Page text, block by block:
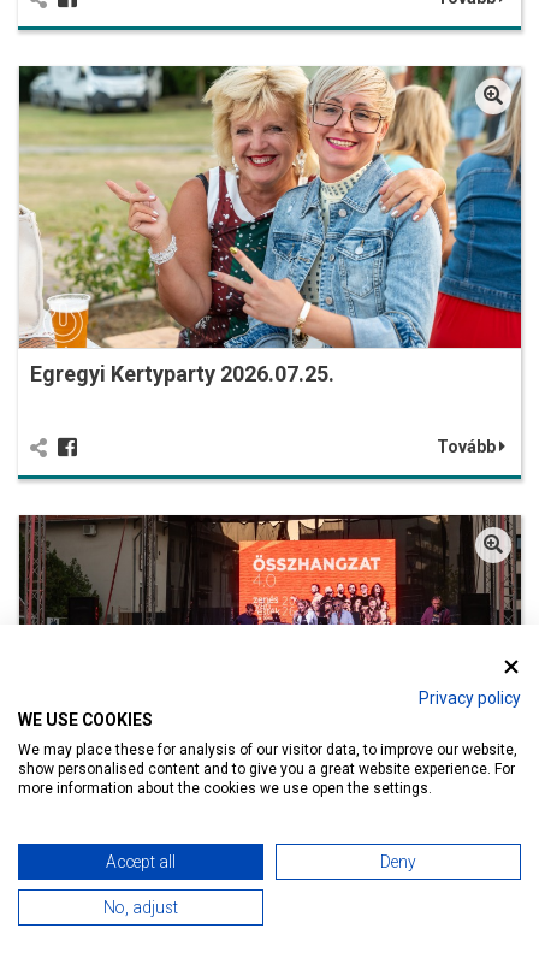
Privacy policy
WE USE COOKIES
We may place these for analysis of our visitor data, to improve our website,
show personalised content and to give you a great website experience. For
more information about the cookies we use open the settings.
Accept all Deny
No, adjust
Egregyi Kertyparty 2026.07.25.
Tovább